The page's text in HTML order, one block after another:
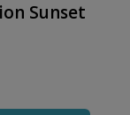
Sunset